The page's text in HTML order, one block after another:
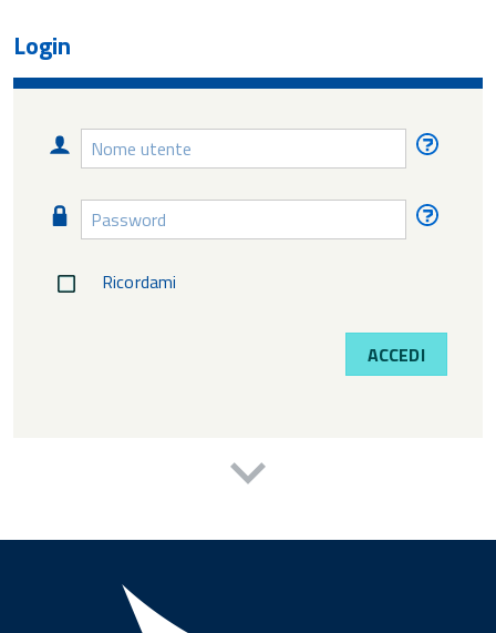
Login
Nome
utente
Password
Ricordami
ACCEDI